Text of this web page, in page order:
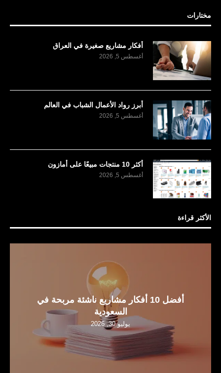
مختارات
أفكار مشاريع صغيرة في العراق
أغسطس 5, 2026
أبرز رواد الأعمال الشباب في العالم
أغسطس 5, 2026
أكثر 10 منتجات مبيعًا على أمازون
أغسطس 5, 2026
الأكثر قراءة
أفضل 10 أفكار مشاريع ناشئة مربحة في
السعودية
يوليو 30, 2026